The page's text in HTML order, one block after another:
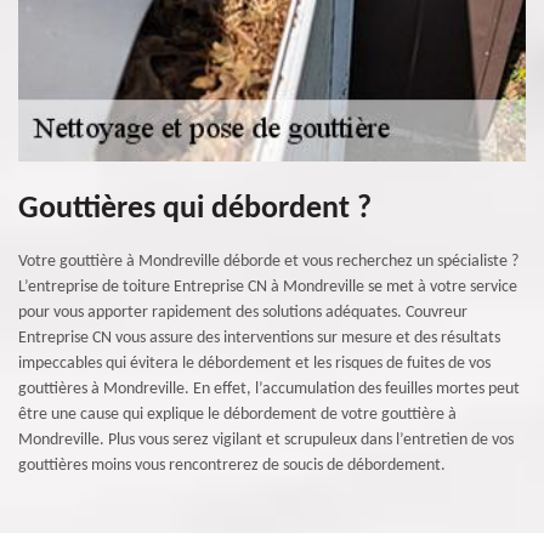
Gouttières qui débordent ?
Votre gouttière à Mondreville déborde et vous recherchez un spécialiste ?
L’entreprise de toiture Entreprise CN à Mondreville se met à votre service
pour vous apporter rapidement des solutions adéquates. Couvreur
Entreprise CN vous assure des interventions sur mesure et des résultats
impeccables qui évitera le débordement et les risques de fuites de vos
gouttières à Mondreville. En effet, l’accumulation des feuilles mortes peut
être une cause qui explique le débordement de votre gouttière à
Mondreville. Plus vous serez vigilant et scrupuleux dans l’entretien de vos
gouttières moins vous rencontrerez de soucis de débordement.